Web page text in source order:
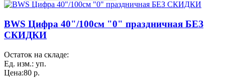
BWS Цифра 40"/100см "0" праздничная БЕЗ
СКИДКИ
Остаток на складе:
Ед. изм.: уп.
Цена:80 р.